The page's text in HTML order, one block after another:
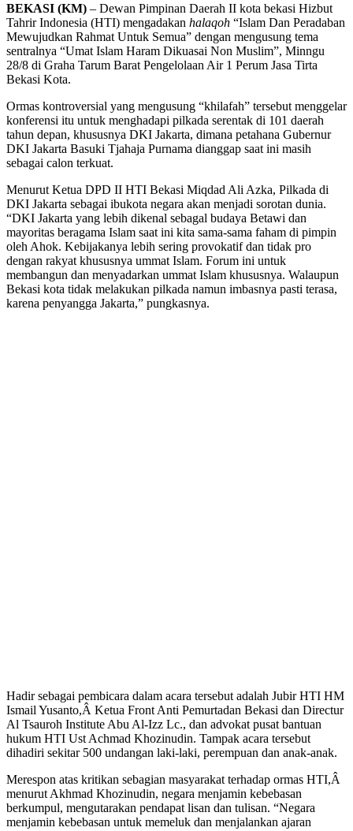
BEKASI (KM) – Dewan Pimpinan Daerah II kota bekasi Hizbut
Tahrir Indonesia (HTI) mengadakan halaqoh “Islam Dan Peradaban
Mewujudkan Rahmat Untuk Semua” dengan mengusung tema
sentralnya “Umat Islam Haram Dikuasai Non Muslim”, Minngu
28/8 di Graha Tarum Barat Pengelolaan Air 1 Perum Jasa Tirta
Bekasi Kota.
Ormas kontroversial yang mengusung “khilafah” tersebut menggelar
konferensi itu untuk menghadapi pilkada serentak di 101 daerah
tahun depan, khususnya DKI Jakarta, dimana petahana Gubernur
DKI Jakarta Basuki Tjahaja Purnama dianggap saat ini masih
sebagai calon terkuat.
Menurut Ketua DPD II HTI Bekasi Miqdad Ali Azka, Pilkada di
DKI Jakarta sebagai ibukota negara akan menjadi sorotan dunia.
“DKI Jakarta yang lebih dikenal sebagal budaya Betawi dan
mayoritas beragama Islam saat ini kita sama-sama faham di pimpin
oleh Ahok. Kebijakanya lebih sering provokatif dan tidak pro
dengan rakyat khususnya ummat Islam. Forum ini untuk
membangun dan menyadarkan ummat Islam khususnya. Walaupun
Bekasi kota tidak melakukan pilkada namun imbasnya pasti terasa,
karena penyangga Jakarta,” pungkasnya.
Hadir sebagai pembicara dalam acara tersebut adalah Jubir HTI HM
Ismail Yusanto,Â Ketua Front Anti Pemurtadan Bekasi dan Directur
Al Tsauroh Institute Abu Al-Izz Lc., dan advokat pusat bantuan
hukum HTI Ust Achmad Khozinudin. Tampak acara tersebut
dihadiri sekitar 500 undangan laki-laki, perempuan dan anak-anak.
Merespon atas kritikan sebagian masyarakat terhadap ormas HTI,Â
menurut Akhmad Khozinudin, negara menjamin kebebasan
berkumpul, mengutarakan pendapat lisan dan tulisan. “Negara
menjamin kebebasan untuk memeluk dan menjalankan ajaran